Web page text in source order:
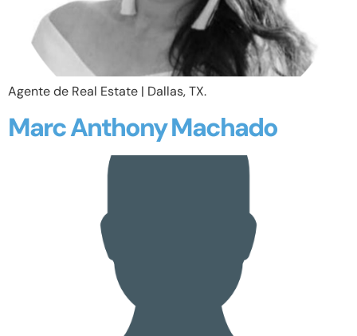
Agente de Real Estate | Dallas, TX.
Marc Anthony Machado